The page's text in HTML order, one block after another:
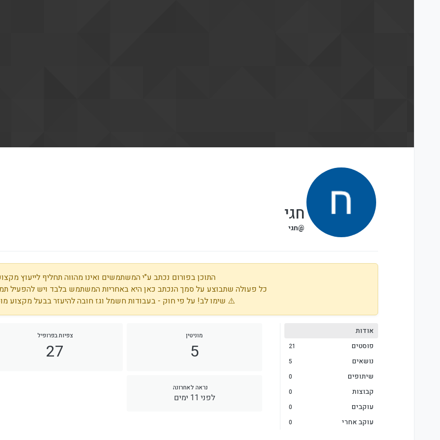
חגי
@חגי
התוכן בפורום נכתב ע"י המשתמשים ואינו מהווה תחליף לייעוץ
כל פעולה שתבוצע על סמך הנכתב כאן היא באחריות המשתמש בלבד ויש להפעיל
⚠️ שימו לב! על פי חוק - בעבודות חשמל וגז חובה להיעזר בבעל מקצוע
אודות
פוסטים
21
נושאים 5
שיתופים 0
קבוצות 0
עוקבים 0
עוקב אחרי 0
מוניטין
5
צפיות בפרופיל
27
נראה לאחרונה
לפני 11 ימים